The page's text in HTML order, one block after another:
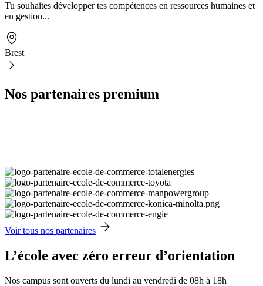
Tu souhaites développer tes compétences en ressources humaines et
en gestion...
Brest
Nos partenaires premium
Voir tous nos partenaires
L’école avec zéro erreur d’orientation
Nos campus sont ouverts du lundi au vendredi de 08h à 18h